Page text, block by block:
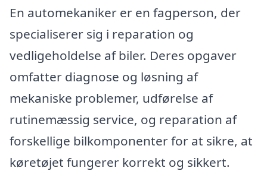
En automekaniker er en fagperson, der
specialiserer sig i reparation og
vedligeholdelse af biler. Deres opgaver
omfatter diagnose og løsning af
mekaniske problemer, udførelse af
rutinemæssig service, og reparation af
forskellige bilkomponenter for at sikre, at
køretøjet fungerer korrekt og sikkert.